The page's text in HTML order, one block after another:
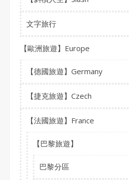
文字旅行
【歐洲旅遊】Europe
【德國旅遊】Germany
【捷克旅遊】Czech
【法國旅遊】France
【巴黎旅遊】
巴黎分區